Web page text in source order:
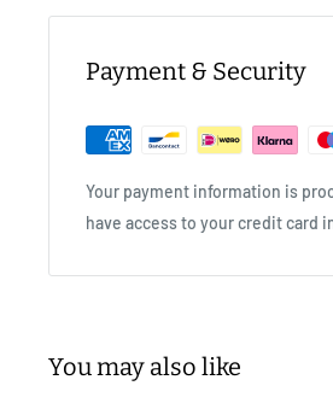
theeën om een unieke smaak
Het verhaal van
creëren, begon Jacob nieuwe
Copenhagen Sparkling Tea
Payment & Security
Your payment information is
have access to your credit card
You may also like